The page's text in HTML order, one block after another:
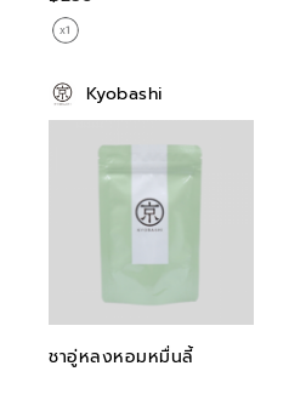
Kyobashi
ชาอู่หลงหอมหมื่นลี้